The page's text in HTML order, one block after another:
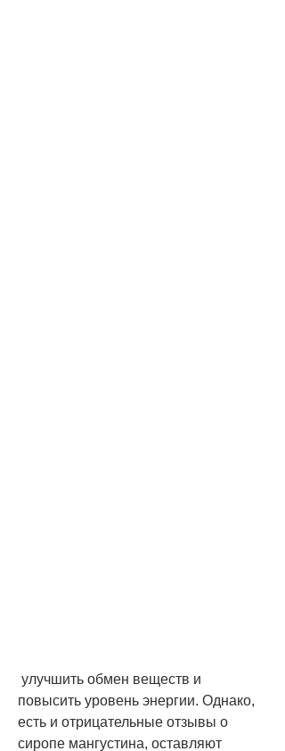
повысить уровень энергии. Однако,
есть и отрицательные отзывы о
сиропе мангустина, оставляют